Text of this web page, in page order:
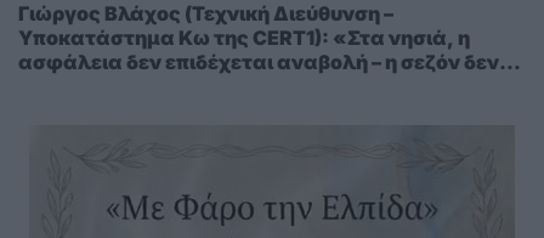
Γιώργος Βλάχος (Τεχνική Διεύθυνση –
Υποκατάστημα Κω της CERT1): «Στα νησιά, η
ασφάλεια δεν επιδέχεται αναβολή – η σεζόν δεν